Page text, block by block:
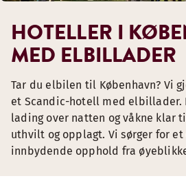
HOTELLER I
MED ELBILLADER
Tar du elbilen til København? Vi
et Scandic-hotell med elbillader.
lading over natten og våkne klar
uthvilt og opplagt. Vi sørger for et
innbydende opphold fra